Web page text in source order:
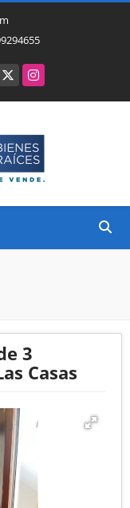
X Instagram
3
Casas